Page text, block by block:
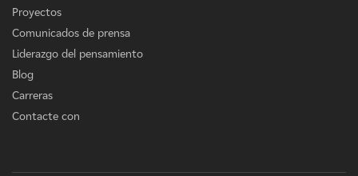
Proyectos
Comunicados de prensa
Liderazgo del pensamiento
Blog
Carreras
Contacte con